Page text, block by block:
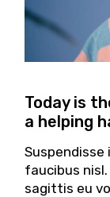
Today is
a helping
faucibus
sagittis eu